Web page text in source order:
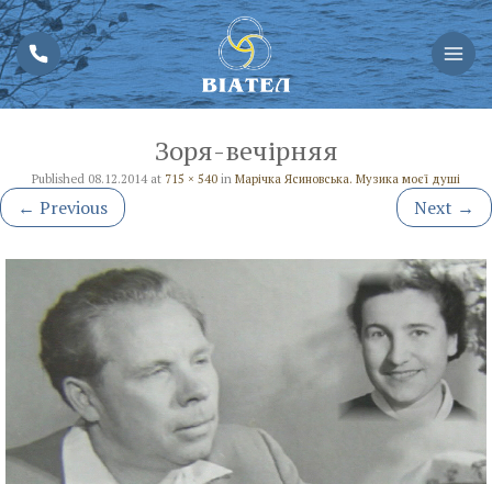
Зоря-вечірняя
Published 08.12.2014at 715 × 540 in Марічка Ясиновська. Музика моєї душі
← Previous Next →